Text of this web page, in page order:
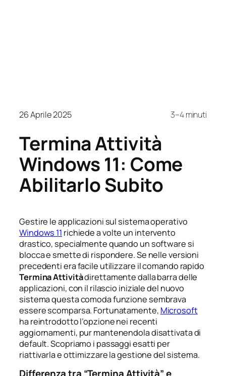
26 Aprile 2025 3–4 minuti
Termina Attività
Windows 11: Come
Abilitarlo Subito
Gestire le applicazioni sul sistema operativo
Windows 11 richiede a volte un intervento
drastico, specialmente quando un software si
blocca e smette di rispondere. Se nelle versioni
precedenti era facile utilizzare il comando rapido
Termina Attivitàdirettamente dalla barra delle
applicazioni, con il rilascio iniziale del nuovo
sistema questa comoda funzione sembrava
essere scomparsa. Fortunatamente, Microsoft
ha reintrodotto l’opzione nei recenti
aggiornamenti, pur mantenendola disattivata di
default. Scopriamo i passaggi esatti per
riattivarla e ottimizzare la gestione del sistema.